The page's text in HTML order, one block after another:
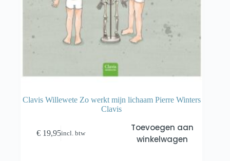
Clavis Willewete Zo werkt mijn lichaam Pierre Winters
Clavis
€ 19,95incl. btw
Toevoegen aan
winkelwagen